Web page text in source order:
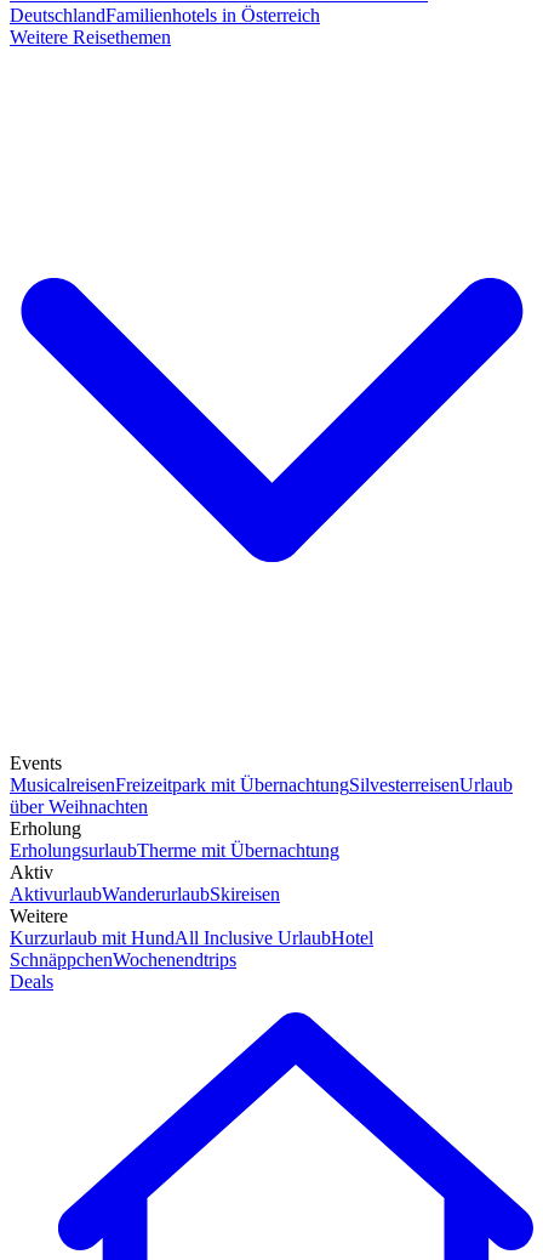
DeutschlandFamilienhotels in Österreich
Weitere Reisethemen
Events
MusicalreisenFreizeitpark mit ÜbernachtungSilvesterreisenUrlaub
über Weihnachten
Erholung
ErholungsurlaubTherme mit Übernachtung
Aktiv
AktivurlaubWanderurlaubSkireisen
Weitere
Kurzurlaub mit HundAll Inclusive UrlaubHotel
SchnäppchenWochenendtrips
Deals